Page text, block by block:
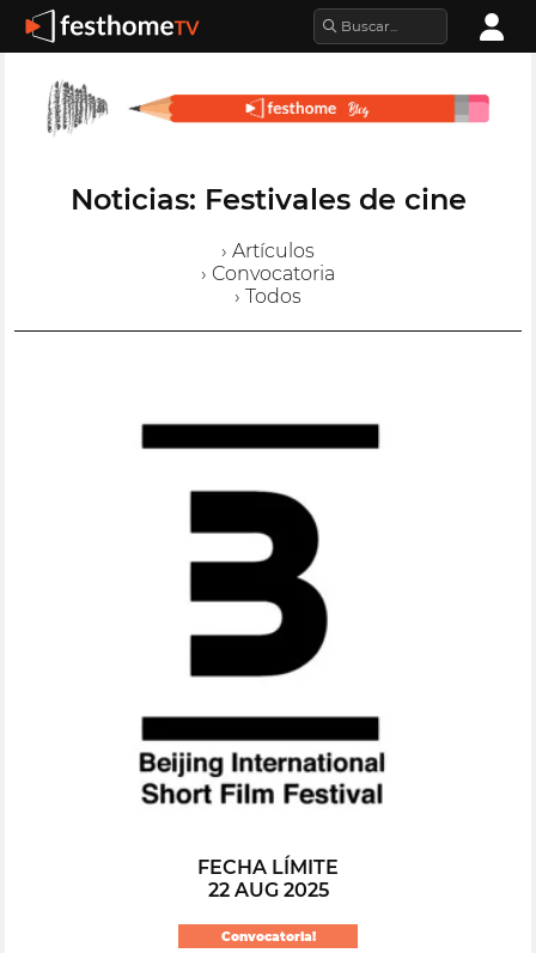
Noticias: Festivales de cine
› Artículos
› Convocatoria
› Todos
FECHA LÍMITE
22 AUG 2025
Convocatoria!